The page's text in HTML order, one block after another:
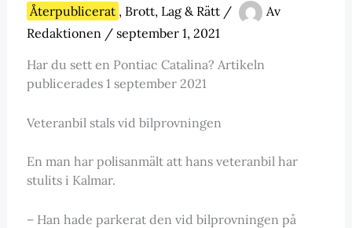
Återpublicerat , Brott, Lag & Rätt/
Av
Redaktionen / september 1, 2021
Har du sett en Pontiac Catalina? Artikeln
publicerades 1 september 2021
Veteranbil stals vid bilprovningen
En man har polisanmält att hans veteranbil har
stulits i Kalmar.
– Han hade parkerat den vid bilprovningen på